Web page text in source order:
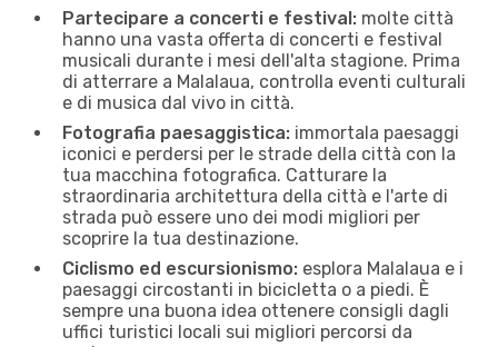
Partecipare a concerti e festival: molte città
hanno una vasta offerta di concerti e festival
musicali durante i mesi dell'alta stagione. Prima
di atterrare a Malalaua, controlla eventi culturali
e di musica dal vivo in città.
Fotografia paesaggistica: immortala paesaggi
iconici e perdersi per le strade della città con la
tua macchina fotografica. Catturare la
straordinaria architettura della città e l'arte di
strada può essere uno dei modi migliori per
scoprire la tua destinazione.
Ciclismo ed escursionismo: esplora Malalaua e i
paesaggi circostanti in bicicletta o a piedi. È
sempre una buona idea ottenere consigli dagli
uffici turistici locali sui migliori percorsi da